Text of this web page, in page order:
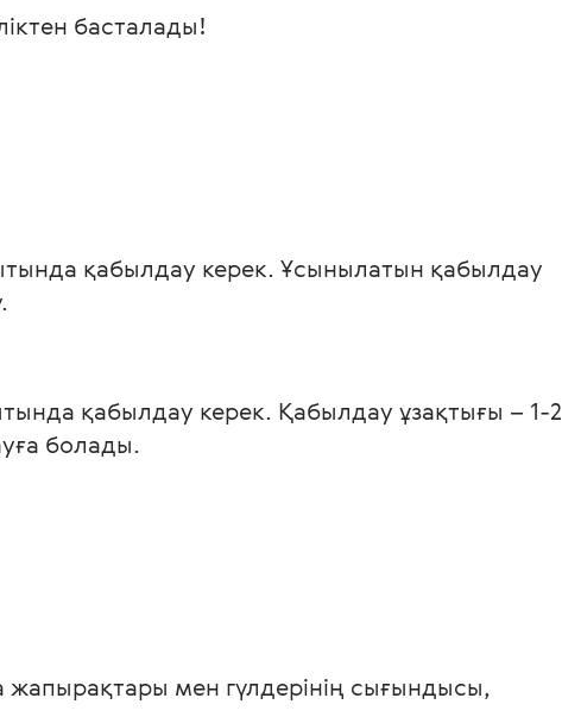
басталады!
қабылдау керек. Ұсынылатын қабылдау
қабылдау керек. Қабылдау ұзақтығы – 1-2
болады.
мен гүлдерінің сығындысы,